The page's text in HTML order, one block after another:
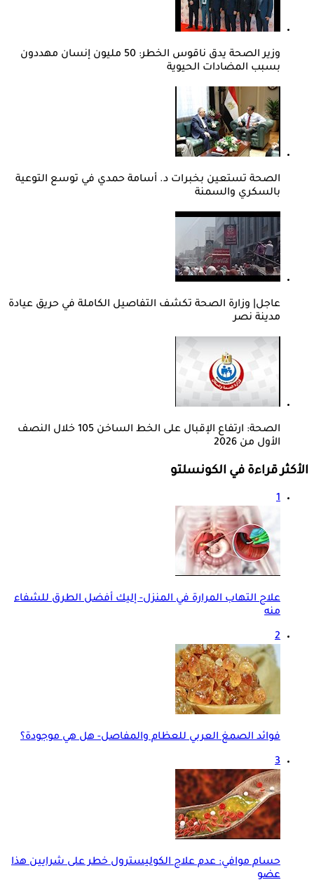
وزير الصحة يدق ناقوس الخطر: 50 مليون إنسان مهددون
بسبب المضادات الحيوية
الصحة تستعين بخبرات د. أسامة حمدي في توسع التوعية
بالسكري والسمنة
عاجل| وزارة الصحة تكشف التفاصيل الكاملة في حريق عيادة
مدينة نصر
الصحة: ارتفاع الإقبال على الخط الساخن 105 خلال النصف
الأول من 2026
الأكثر قراءة في الكونسلتو
1
علاج التهاب المرارة في المنزل- إليك أفضل الطرق للشفاء
منه
2
فوائد الصمغ العربي للعظام والمفاصل- هل هي موجودة؟
3
حسام موافي: عدم علاج الكوليسترول خطر على شرايين هذا
عضو